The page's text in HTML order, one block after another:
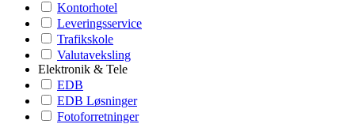
Kontorhotel
Leveringsservice
Trafikskole
Valutaveksling
Elektronik & Tele
EDB
EDB Løsninger
Fotoforretninger